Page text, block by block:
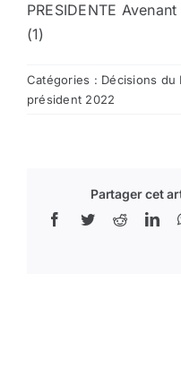
PRESIDENTE
(1)
Catégories : Décisions du
président 2022
Partager cet
Facebook
TwitterReddit